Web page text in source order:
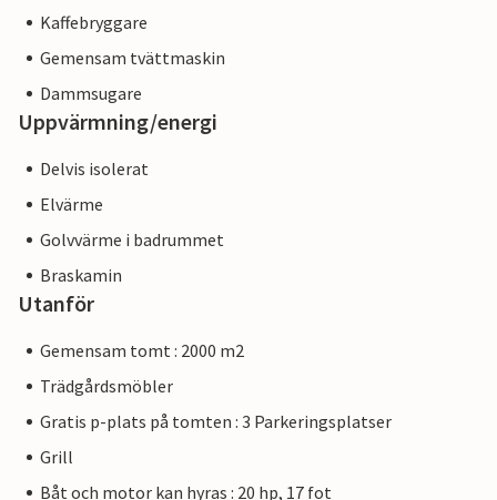
Kaffebryggare
Gemensam tvättmaskin
Dammsugare
Uppvärmning/energi
Delvis isolerat
Elvärme
Golvvärme i badrummet
Braskamin
Utanför
Gemensam tomt : 2000 m2
Trädgårdsmöbler
Gratis p-plats på tomten : 3 Parkeringsplatser
Grill
Båt och motor kan hyras : 20 hp, 17 fot